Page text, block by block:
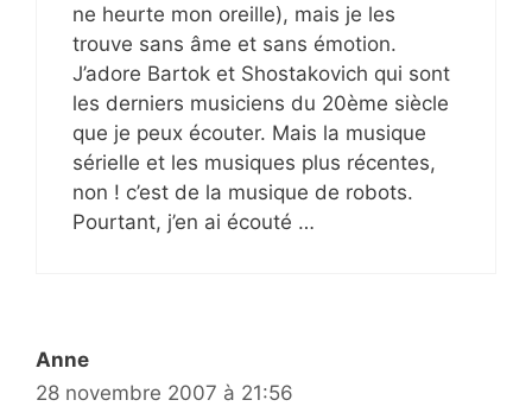
ne heurte mon oreille), mais je les
trouve sans âme et sans émotion.
J’adore Bartok et Shostakovich qui sont
les derniers musiciens du 20ème siècle
que je peux écouter. Mais la musique
sérielle et les musiques plus récentes,
non ! c’est de la musique de robots.
Pourtant, j’en ai écouté …
Anne
28 novembre 2007 à 21:56